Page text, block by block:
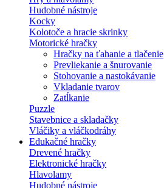
Hudobné nástroje
Kocky
Kolotoče a hracie skrinky
Motorické hračky
Hračky na ťahanie a tlačenie
Prevliekanie a šnurovanie
Stohovanie a nastokávanie
Vkladanie tvarov
Zatĺkanie
Puzzle
Stavebnice a skladačky
Vláčiky a vláčkodráhy
Edukačné hračky
Drevené hračky
Elektronické hračky
Hlavolamy
Hudobné nástroje